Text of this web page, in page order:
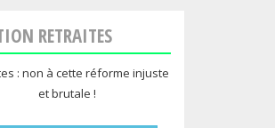
RETRAITES
: non à cette réforme injuste
et brutale !